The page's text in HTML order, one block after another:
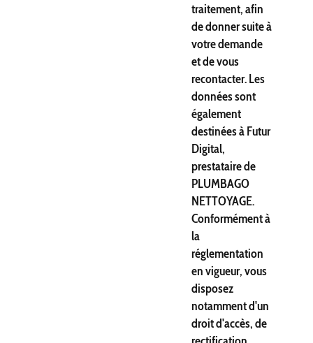
traitement, afin
de donner suite à
votre demande
et de vous
recontacter. Les
données sont
également
destinées à Futur
Digital,
prestataire de
PLUMBAGO
NETTOYAGE.
Conformément à
la
réglementation
en vigueur, vous
disposez
notamment d'un
droit d'accès, de